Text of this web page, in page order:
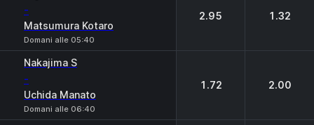
-
Matsumura Kotaro
Domani alle 05:40
2.95 1.32
Nakajima S
-
Uchida Manato
Domani alle 06:40
1.72 2.00